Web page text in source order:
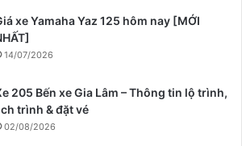
xe Yamaha Yaz 125 hôm nay [MỚI
14/07/2026
205 Bến xe Gia Lâm – Thông tin lộ trình,
trình & đặt vé
02/08/2026